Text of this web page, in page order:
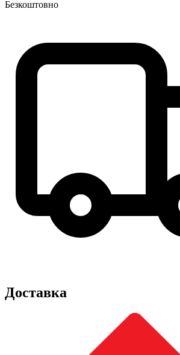
Безкоштовно
Доставка